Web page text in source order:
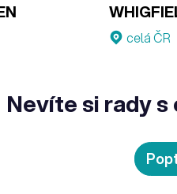
celá ČR
Nevíte si rady